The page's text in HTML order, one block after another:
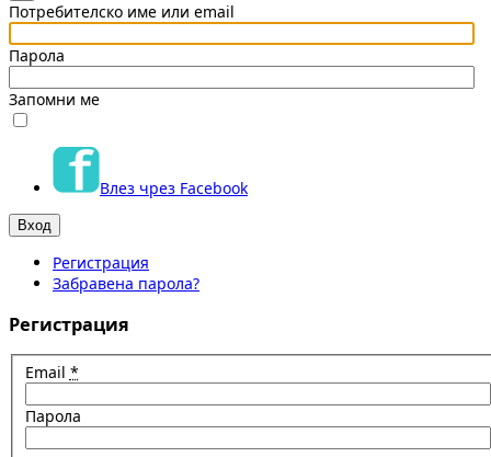
Потребителско име или email
Парола
Запомни ме
Влез чрез Facebook
Регистрация
Забравена парола?
Регистрация
Email *
Парола